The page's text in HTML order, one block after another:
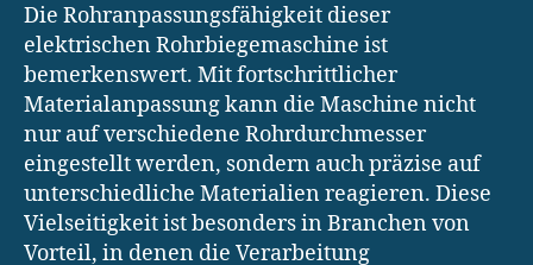
Die Rohranpassungsfähigkeit dieser
elektrischen Rohrbiegemaschine ist
bemerkenswert. Mit fortschrittlicher
Materialanpassung kann die Maschine nicht
nur auf verschiedene Rohrdurchmesser
eingestellt werden, sondern auch präzise auf
unterschiedliche Materialien reagieren. Diese
Vielseitigkeit ist besonders in Branchen von
Vorteil, in denen die Verarbeitung